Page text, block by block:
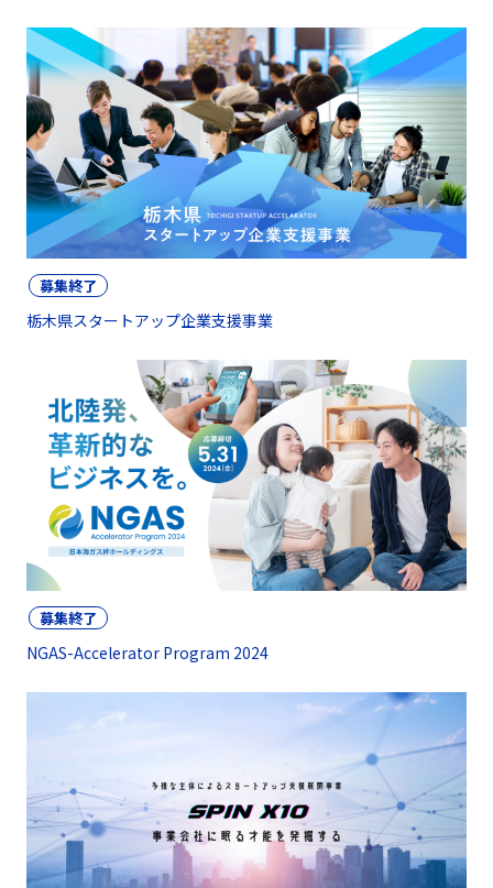
募集終了
栃木県スタートアップ企業支援事業
募集終了
NGAS-Accelerator Program 2024